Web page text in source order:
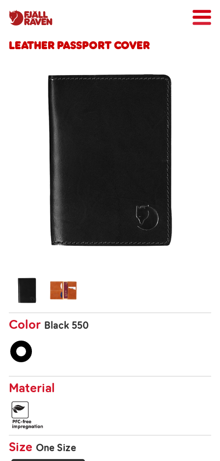
Leather Passport Cover
Color Black 550
Material
Size One Size